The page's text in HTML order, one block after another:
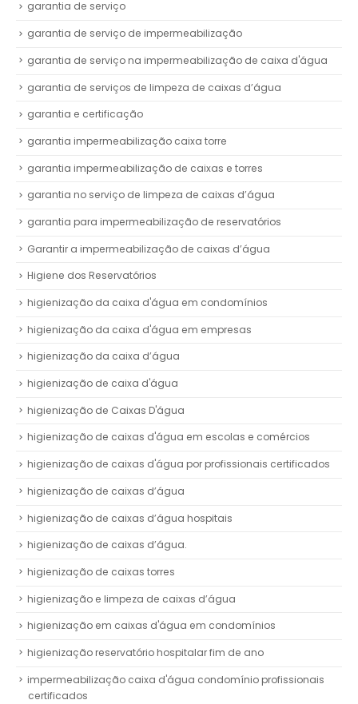
garantia de serviço
garantia de serviço de impermeabilização
garantia de serviço na impermeabilização de caixa d'água
garantia de serviços de limpeza de caixas d’água
garantia e certificação
garantia impermeabilização caixa torre
garantia impermeabilização de caixas e torres
garantia no serviço de limpeza de caixas d’água
garantia para impermeabilização de reservatórios
Garantir a impermeabilização de caixas d’água
Higiene dos Reservatórios
higienização da caixa d'água em condomínios
higienização da caixa d'água em empresas
higienização da caixa d’água
higienização de caixa d'água
higienização de Caixas D'água
higienização de caixas d'água em escolas e comércios
higienização de caixas d'água por profissionais certificados
higienização de caixas d’água
higienização de caixas d’água hospitais
higienização de caixas d’água.
higienização de caixas torres
higienização e limpeza de caixas d’água
higienização em caixas d'água em condomínios
higienização reservatório hospitalar fim de ano
impermeabilização caixa d'água condomínio profissionais
certificados